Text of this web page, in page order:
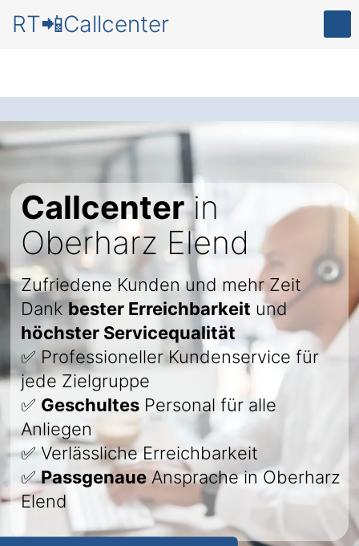
RT📲Callcenter
Callcenterin
Oberharz Elend
Zufriedene Kunden und mehr Zeit
Dank bester Erreichbarkeit und
höchster Servicequalität
✅ Professioneller Kundenservice für
jede Zielgruppe
✅ Geschultes Personal für alle
Anliegen
✅ Verlässliche Erreichbarkeit
✅PassgenaueAnsprache in Oberharz
Elend